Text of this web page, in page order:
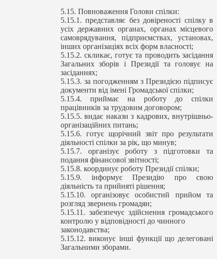
5.15. Повноваження Голови спілки:
5.15.1. представляє без довіреності спілку в
усіх державних органах, органах місцевого
самоврядування, підприємствах, установах,
інших організаціях всіх форм власності;
5.15.2. скликає, готує та проводить засідання
Загальних зборів і Президії та головує на
засіданнях;
5.15.3. за погодженням з Президією підписує
документи від імені Громадської спілки;
5.15.4. приймає на роботу до спілки
працівників за трудовим договором;
5.15.5. видає накази з кадрових, внутрішньо-
організаційних питань;
5.15.6. готує щорічний звіт про результати
діяльності спілки за рік, що минув;
5.15.7. організує роботу з підготовки та
подання фінансової звітності;
5.15.8. координує роботу Президії спілки;
5.15.9. інформує Президію про свою
діяльність та прийняті рішення;
5.15.10. організовує особистий прийом та
розгляд звернень громадян;
5.15.11. забезпечує здійснення громадського
контролю у відповідності до чинного
законодавства;
5.15.12. виконує інші функції що делеговані
Загальними зборами.